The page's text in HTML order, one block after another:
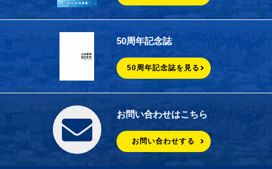
50周年記念誌
50周年記念誌を見る
お問い合わせはこちら
お問い合わせする